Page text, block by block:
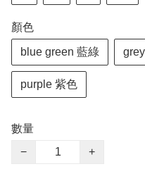
顏色
blue green 藍綠
purple 紫色
數量
−
+